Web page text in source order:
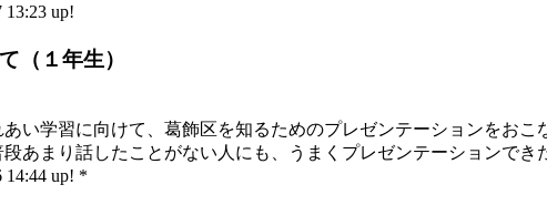
13:23 up!
（１年生）
い学習に向けて、葛飾区を知るためのプレゼンテーションをお
あまり話したことがない人にも、うまくプレゼンテーションでき
14:44 up! *